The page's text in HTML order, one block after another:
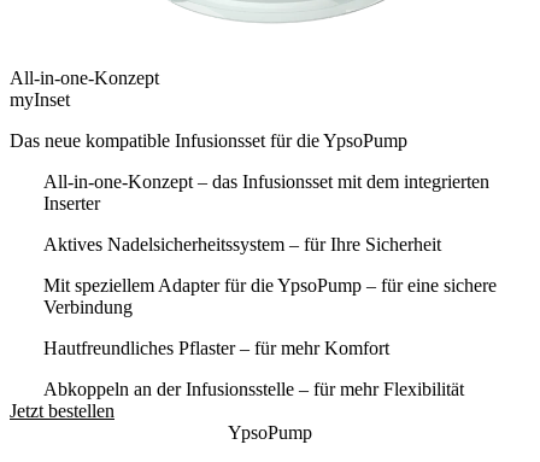
All-in-one-Konzept
myInset
Das neue kompatible Infusionsset für die YpsoPump
All-in-one-Konzept – das Infusionsset mit dem integrierten
Inserter
Aktives Nadelsicherheitssystem – für Ihre Sicherheit
Mit speziellem Adapter für die YpsoPump – für eine sichere
Verbindung
Hautfreundliches Pflaster – für mehr Komfort
Abkoppeln an der Infusionsstelle – für mehr Flexibilität
Jetzt bestellen
YpsoPump